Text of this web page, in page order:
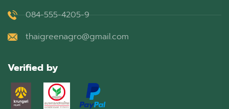
084-555-4205-9
thaigreenagro@gmail.com
Verified by